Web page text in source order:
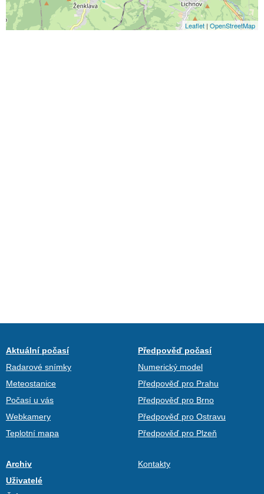
Leaflet | OpenStreetMap
Aktuální počasí
Radarové snímky
Meteostanice
Počasí u vás
Webkamery
Teplotní mapa
Předpověď počasí
Numerický model
Předpověď pro Prahu
Předpověď pro Brno
Předpověď pro Ostravu
Předpověď pro Plzeň
Archiv
Uživatelé
Kontakty